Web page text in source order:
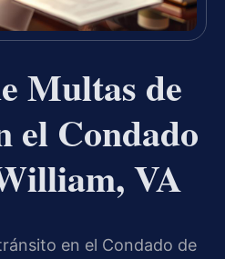
Multas de
el Condado
VA
en el Condado de